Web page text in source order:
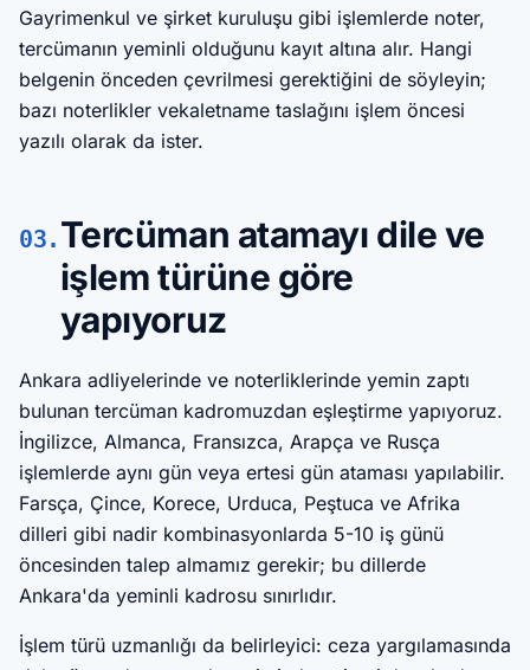
Gayrimenkul ve şirket kuruluşu gibi işlemlerde noter,
tercümanın yeminli olduğunu kayıt altına alır. Hangi
belgenin önceden çevrilmesi gerektiğini de söyleyin;
bazı noterlikler vekaletname taslağını işlem öncesi
yazılı olarak da ister.
03. Tercüman atamayı dile ve
işlem türüne göre
yapıyoruz
Ankara adliyelerinde ve noterliklerinde yemin zaptı
bulunan tercüman kadromuzdan eşleştirme yapıyoruz.
İngilizce, Almanca, Fransızca, Arapça ve Rusça
işlemlerde aynı gün veya ertesi gün ataması yapılabilir.
Farsça, Çince, Korece, Urduca, Peştuca ve Afrika
dilleri gibi nadir kombinasyonlarda 5-10 iş günü
öncesinden talep almamız gerekir; bu dillerde
Ankara'da yeminli kadrosu sınırlıdır.
İşlem türü uzmanlığı da belirleyici: ceza yargılamasında